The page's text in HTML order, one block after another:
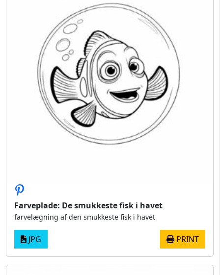
Farveplade: De smukkeste fisk i havet
farvelægning af den smukkeste fisk i havet
JPG PRINT